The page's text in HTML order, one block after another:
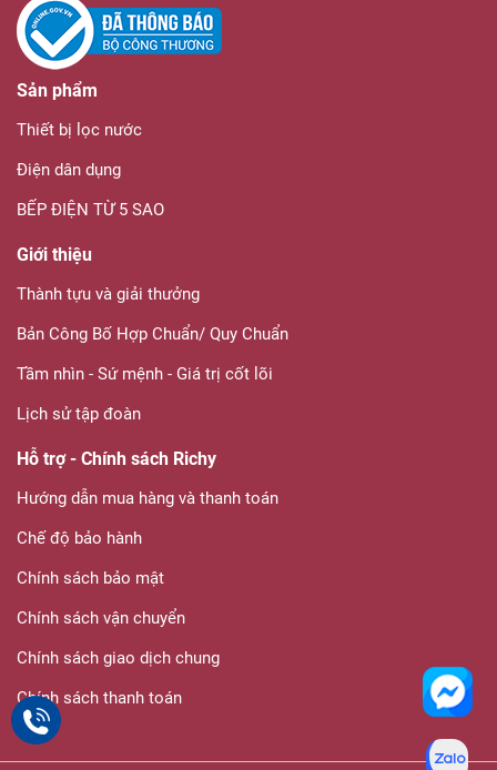
Sản phẩm
Thiết bị lọc nước
Điện dân dụng
BẾP ĐIỆN TỪ 5 SAO
Giới thiệu
Thành tựu và giải thưởng
Bản Công Bố Hợp Chuẩn/ Quy Chuẩn
Tầm nhìn - Sứ mệnh - Giá trị cốt lõi
Lịch sử tập đoàn
Hỗ trợ - Chính sách Richy
Hướng dẫn mua hàng và thanh toán
Chế độ bảo hành
Chính sách bảo mật
Chính sách vận chuyển
Chính sách giao dịch chung
Chính sách thanh toán